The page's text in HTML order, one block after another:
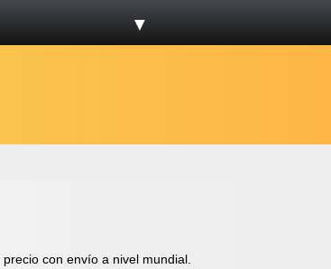
▼
con envío a nivel mundial.